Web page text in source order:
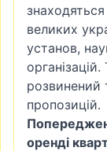
великих
установ,
розвинений
пропозицій.
оренді